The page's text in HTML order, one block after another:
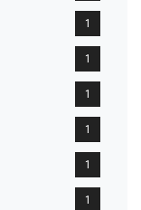
1
1
1
1
1
1